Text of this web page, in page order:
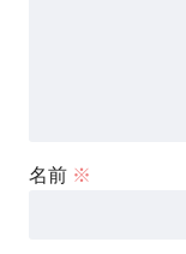
名前 ※